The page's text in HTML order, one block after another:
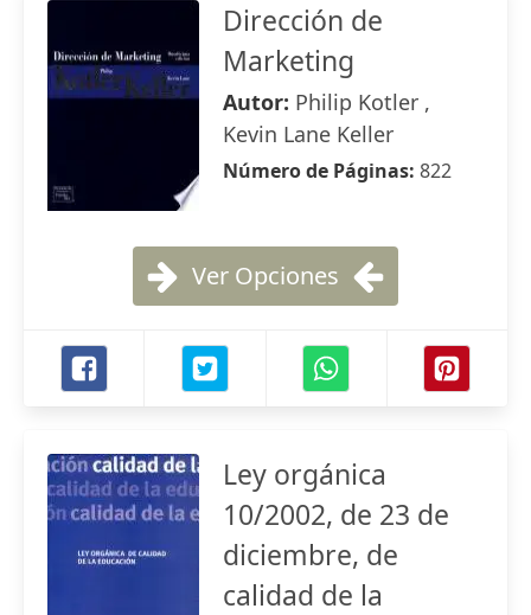
Dirección de
Marketing
Autor: Philip Kotler ,
Kevin Lane Keller
Número de Páginas: 822
Ver Opciones
Ley orgánica
10/2002, de 23 de
diciembre, de
calidad de la